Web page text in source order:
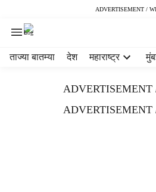
ADVERTISEMENT /
ताज्या बातम्या देश महाराष्ट्र
ADVERTISEMENT
ADVERTISEMENT